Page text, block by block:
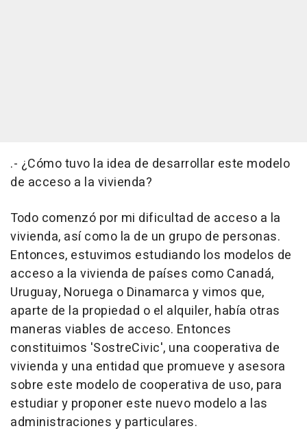
.- ¿Cómo tuvo la idea de desarrollar este modelo
de acceso a la vivienda?
Todo comenzó por mi dificultad de acceso a la
vivienda, así como la de un grupo de personas.
Entonces, estuvimos estudiando los modelos de
acceso a la vivienda de países como Canadá,
Uruguay, Noruega o Dinamarca y vimos que,
aparte de la propiedad o el alquiler, había otras
maneras viables de acceso. Entonces
constituimos 'SostreCivic', una cooperativa de
vivienda y una entidad que promueve y asesora
sobre este modelo de cooperativa de uso, para
estudiar y proponer este nuevo modelo a las
administraciones y particulares.